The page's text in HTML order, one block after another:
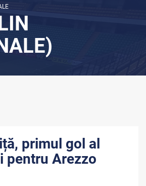
primul gol al
pentru Arezzo